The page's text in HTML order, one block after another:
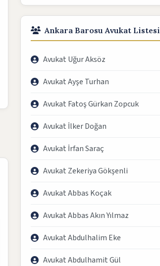
Ankara Barosu Avukat Listesi
Avukat Uğur Aksöz
Avukat Ayşe Turhan
Avukat Fatoş Gürkan Zopcuk
Avukat İlker Doğan
Avukat İrfan Saraç
Avukat Zekeriya Gökşenli
Avukat Abbas Koçak
Avukat Abbas Akın Yılmaz
Avukat Abdulhalim Eke
Avukat Abdulhamit Gül